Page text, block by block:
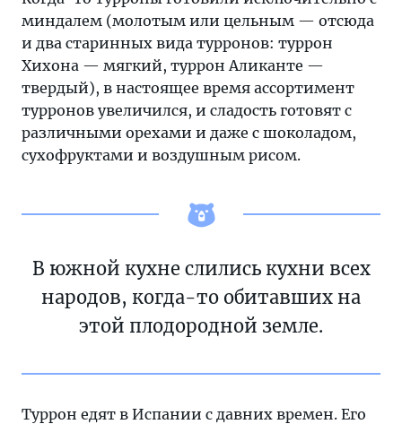
миндалем (молотым или цельным — отсюда
и два старинных вида турронов: туррон
Хихона — мягкий, туррон Аликанте —
твердый), в настоящее время ассортимент
турронов увеличился, и сладость готовят с
различными орехами и даже с шоколадом,
сухофруктами и воздушным рисом.
В южной кухне слились кухни всех
народов, когда-то обитавших на
этой плодородной земле.
Туррон едят в Испании с давних времен. Его